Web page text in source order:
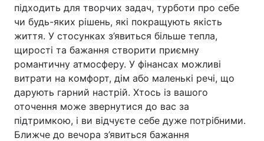
підходить для творчих задач, турботи про себе
чи будь-яких рішень, які покращують якість
життя. У стосунках з’явиться більше тепла,
щирості та бажання створити приємну
романтичну атмосферу. У фінансах можливі
витрати на комфорт, дім або маленькі речі, що
дарують гарний настрій. Хтось із вашого
оточення може звернутися до вас за
підтримкою, і ви відчуєте себе дуже потрібними.
Ближче до вечора з’явиться бажання